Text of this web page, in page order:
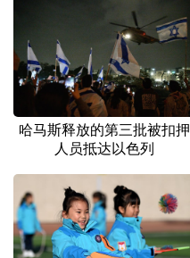
哈马斯释放的第三批被扣押
人员抵达以色列